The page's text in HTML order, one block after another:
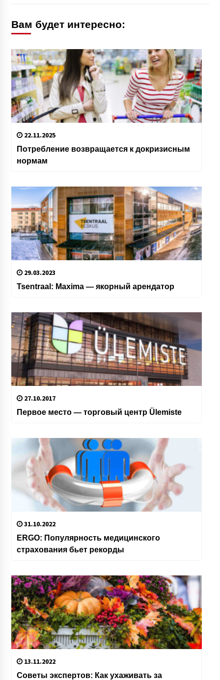
Вам будет интересно:
22.11.2025
Потребление возвращается к докризисным
нормам
29.03.2023
Tsentraal: Maxima — якорный арендатор
27.10.2017
Первое место — торговый центр Ülemiste
31.10.2022
ERGO: Популярность медицинского
страхования бьет рекорды
13.11.2022
Советы экспертов: Как ухаживать за